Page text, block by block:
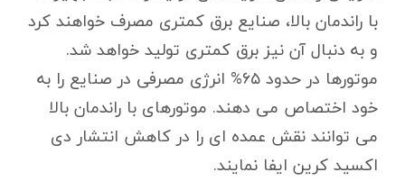
با راندمان بالا، صنایع برق کمتری مصرف خواهند کرد
و به دنبال آن نیز برق کمتری تولید خواهد شد.
موتورها در حدود ۶۵% انرژی مصرفی در صنایع را به
خود اختصاص می دهند. موتورهای با راندمان بالا
می توانند نقش عمده ای را در کاهش انتشار دی
اکسید کرین ایفا نمایند.